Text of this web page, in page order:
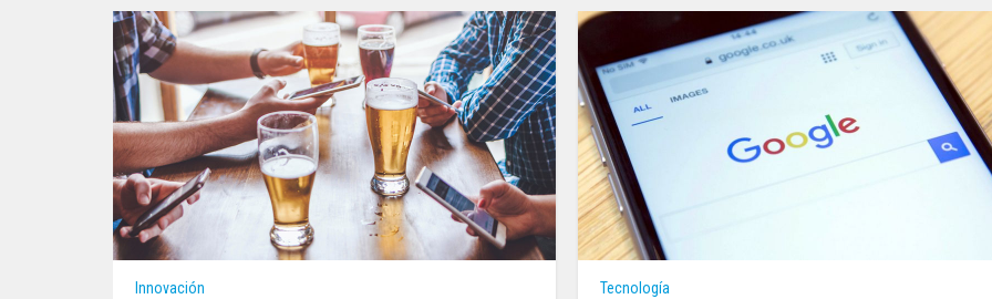
Innovación Tecnología